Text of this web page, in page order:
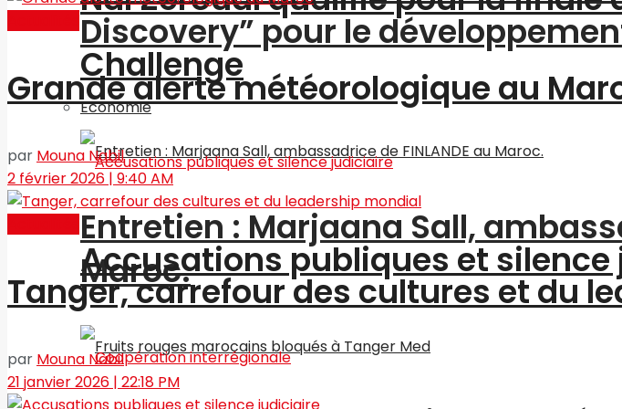
Discovery” pour le
Economie
Entretien : Marjaana Sall,
Maroc.
Challenge
Accusations publiques et
Grande alerte météorologique au
par Mouna Nabil
2 février 2026 | 9:40 AM
Tanger, carrefour des cultures et du
par Mouna Nabil
21 janvier 2026 | 22:18 PM